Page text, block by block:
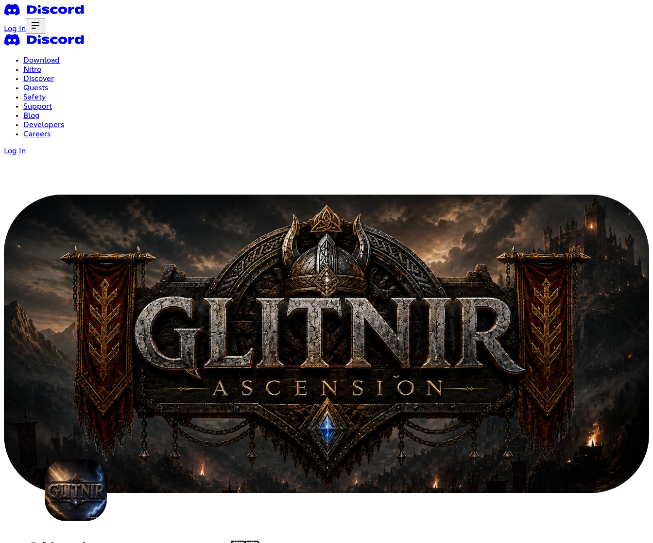
Log In
Download
Nitro
Discover
Quests
Safety
Support
Blog
Developers
Careers
Log In